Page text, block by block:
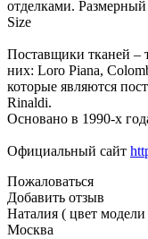
отделками. Размерный
Size
Поставщики тканей –
них: Loro Piana,
которые являются
Rinaldi.
Основано в 1990-х
Официальный сайт
Пожаловаться
Добавить отзыв
Наталия ( цвет
Москва